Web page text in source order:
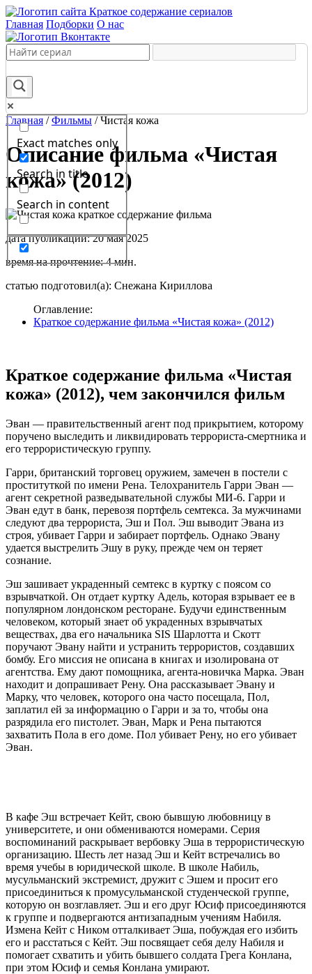
Краткое содержание сериалов
Главная Подборки О нас
Exact matches only
Search in title
Search in content
Главная /Фильмы /Чистая кожа
Описание фильма «Чистая
кожа» (2012)
дата публикации: 20 мая 2025
время на прочтение: 4 мин.
статью подготовил(а): Снежана Кириллова
Оглавление:
Краткое содержание фильма «Чистая кожа» (2012)
Краткое содержание фильма «Чистая
кожа» (2012), чем закончился фильм
Эван — правительственный агент под прикрытием, которому
поручено выследить и ликвидировать террориста-смертника и
его террористическую группу.
Гарри, британский торговец оружием, замечен в постели с
проституткой по имени Рена. Телохранитель Гарри Эван —
агент секретной разведывательной службы МИ-6. Гарри и
Эван едут в банк, перевозя портфель семтекса. За мужчинами
следуют два террориста, Эш и Пол. Эш выводит Эвана из
строя, убивает Гарри и забирает портфель. Однако Эвану
удается выстрелить Эшу в руку, прежде чем он теряет
сознание.
Эш зашивает украденный семтекс в куртку с поясом со
взрывчаткой. Он отдает куртку Адель, которая взрывает ее в
популярном лондонском ресторане. Будучи единственным
человеком, который знает об украденных взрывчатых
веществах, два его начальника SIS Шарлотта и Скотт
поручают Эвану найти и устранить террористов, создавших
бомбу. Его миссия не описана в книгах и изолирована от
агентства. Ему дают помощника, агента-новичка Марка. Эван
находит и допрашивает Рену. Она рассказывает Эвану и
Марку, что человек, которого она часто посещала, Пол,
заплатил ей за информацию о Гарри и за то, чтобы она
разрядила его пистолет. Эван, Марк и Рена пытаются
захватить Пола в его доме. Пол убивает Рену, но его убивает
Эван.
В кафе Эш встречает Кейт, свою бывшую любовницу в
университете, и они обмениваются номерами. Серия
воспоминаний раскрывает вербовку Эша в террористическую
организацию. Шесть лет назад Эш и Кейт встречались во
время учебы в юридической школе. В школе Набиль,
мусульманский экстремист, дружит с Эшем и просит его
присоединиться к промусульманской студенческой группе,
которую он возглавляет. Эш и его друг Юсиф присоединяются
к группе и подвергаются антизападным учениям Набиля.
Измена Кейт с Ником отталкивает Эша, побуждая его избить
его и расстаться с Кейт. Эш посвящает себя делу Набиля и
помогает схватить и убить бывшего солдата Грега Конлана,
при этом Юсиф и семья Конлана умирают.